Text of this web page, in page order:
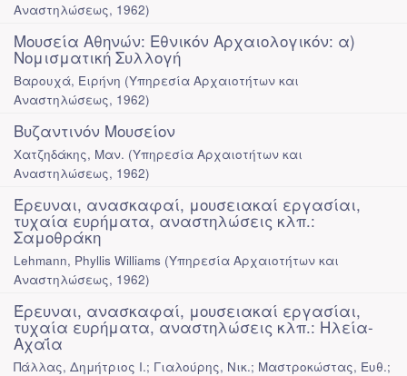
Αναστηλώσεως, 1962)
Μουσεία Αθηνών: Εθνικόν Αρχαιολογικόν: α)
Νομισματική Συλλογή
Βαρουχά, Ειρήνη (Υπηρεσία Αρχαιοτήτων και
Αναστηλώσεως, 1962)
Βυζαντινόν Μουσείον
Χατζηδάκης, Μαν. (Υπηρεσία Αρχαιοτήτων και
Αναστηλώσεως, 1962)
Έρευναι, ανασκαφαί, μουσειακαί εργασίαι,
τυχαία ευρήματα, αναστηλώσεις κλπ.:
Σαμοθράκη
Lehmann, Phyllis Williams (Υπηρεσία Αρχαιοτήτων και
Αναστηλώσεως, 1962)
Έρευναι, ανασκαφαί, μουσειακαί εργασίαι,
τυχαία ευρήματα, αναστηλώσεις κλπ.: Ηλεία-
Αχαΐα
Πάλλας, Δημήτριος Ι.; Γιαλούρης, Νικ.; Μαστροκώστας, Ευθ.;